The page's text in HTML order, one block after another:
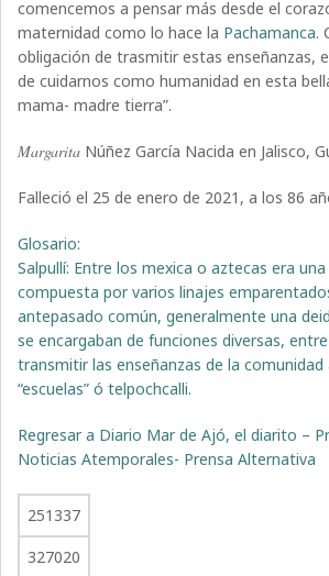
comencemos a pensar más desde el
maternidad como lo hace la Pachamanca.
obligación de trasmitir estas enseñanzas,
de cuidarnos como humanidad en esta
mama- madre tierra”.
Margarita Núñez García Nacida en Jalisco,
Falleció el 25 de enero de 2021, a los 86
Glosario:
Salpullí: Entre los mexica o aztecas era
compuesta por varios linajes
antepasado común, generalmente una
se encargaban de funciones diversas,
transmitir las enseñanzas de la comunidad
“escuelas” ó telpochcalli.
Regresar a Diario Mar de Ajó, el diarito –
Noticias Atemporales- Prensa Alternativa
251337
327020